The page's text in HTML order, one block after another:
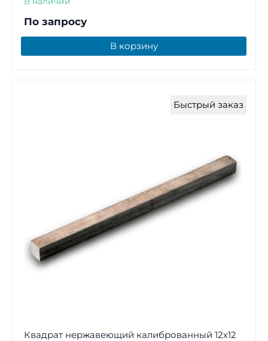
По запросу
В корзину
Быстрый заказ
Квадрат нержавеющий калиброванный 12х12